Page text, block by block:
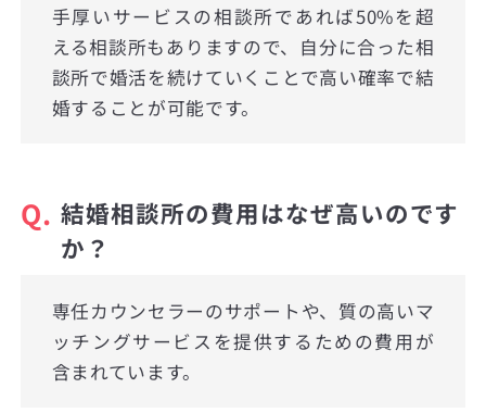
手厚いサービスの相談所であれば50%を超
える相談所もありますので、自分に合った相
談所で婚活を続けていくことで高い確率で結
婚することが可能です。
Q. 結婚相談所の費用はなぜ高いのです
か？
専任カウンセラーのサポートや、質の高いマ
ッチングサービスを提供するための費用が
含まれています。